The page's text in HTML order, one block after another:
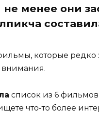
не менее они
которые редко
внимания.
список из 6
что-то более